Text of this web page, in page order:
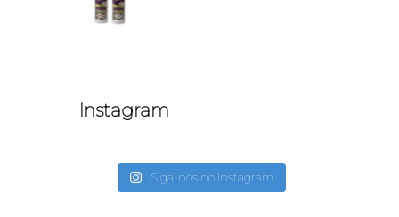
Instagram
Siga-nos no Instagram